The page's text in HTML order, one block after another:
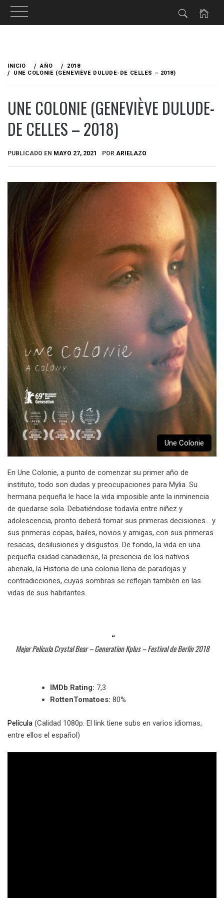
contenido
INICIO AÑO
2018
UNE COLONIE (GENEVIÈVE DULUDE-DE CELLES – 2018)
UNE COLONIE (GENEVIÈVE DULUDE-
DE CELLES – 2018)
PUBLICADO EN MAYO 27, 2021 POR ARIELAZO
Une Colonie
En Une Colonie, a punto de comenzar su primer año de
instituto, todo son dudas y preocupaciones para Mylia. Su
hermana pequeña le hace la vida imposible ante la inminencia
de quedarse sola. Debatiéndose todavía entre niñez y
adolescencia, pronto deberá tomar sus primeras decisiones… y
sus primeras copas, bailes, novios y amigas, con sus primeras
resacas, desilusiones y disgustos. De fondo, la vida en una
pequeña ciudad canadiense, la presencia de los nativos
abenaki, la Historia de una colonia llena de paradojas y
contradicciones, cuyas sombras se reflejan también en las
vidas de sus habitantes.
Mejor Película Crystal Bear – Generation Kplus – Festival de Berlín 2018
IMDb Rating: 7,3
RottenTomatoes: 80%
Película (Calidad 1080p. El link tiene subs en varios idiomas,
entre ellos el español)